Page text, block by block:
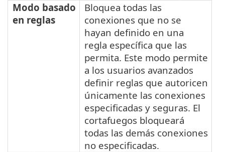
Modo basado
en reglas
Bloquea todas las
conexiones que no se
hayan definido en una
regla específica que las
permita. Este modo permite
a los usuarios avanzados
definir reglas que autoricen
únicamente las conexiones
especificadas y seguras. El
cortafuegos bloqueará
todas las demás conexiones
no especificadas.